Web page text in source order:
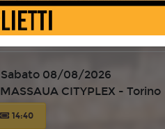
14:40
Sabato 08/08/2026
MASSAUA CITYPLEX - Torino
14:40